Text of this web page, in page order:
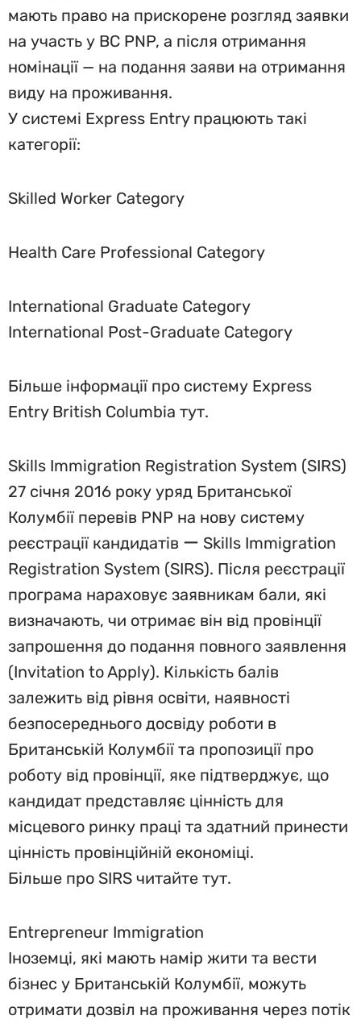
мають право на прискорене розгляд заявки
на участь у BC PNP, а після отримання
номінації — на подання заяви на отримання
виду на проживання.
У системі Express Entry працюють такі
категорії:
Skilled Worker Category
Health Care Professional Category
International Graduate Category
International Post-Graduate Category
Більше інформації про систему Express
Entry British Columbia тут.
Skills Immigration Registration System (SIRS)
27 січня 2016 року уряд Британської
Колумбії перевів PNP на нову систему
реєстрації кандидатів ー Skills Immigration
Registration System (SIRS). Після реєстрації
програма нараховує заявникам бали, які
визначають, чи отримає він від провінції
запрошення до подання повного заявлення
(Invitation to Apply). Кількість балів
залежить від рівня освіти, наявності
безпосереднього досвіду роботи в
Британській Колумбії та пропозиції про
роботу від провінції, яке підтверджує, що
кандидат представляє цінність для
місцевого ринку праці та здатний принести
цінність провінційній економіці.
Більше про SIRS читайте тут.
Entrepreneur Immigration
Іноземці, які мають намір жити та вести
бізнес у Британській Колумбії, можуть
отримати дозвіл на проживання через потік